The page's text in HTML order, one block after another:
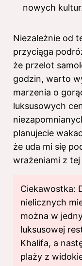
nowych
Niezależnie od
przyciąga
że przelot
godzin, warto
marzenia o
luksusowych
planujecie
że uda mi się
wrażeniami z
Ciekawostka:
nielicznych
można w
luksusowej
Khalifa, a
plaży z